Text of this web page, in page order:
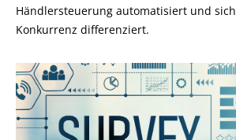
Händlersteuerung automatisiert und
Konkurrenz differenziert.